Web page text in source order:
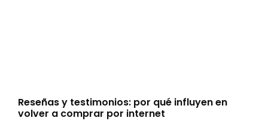
Reseñas y testimonios: por qué influyen en
volver a comprar por internet